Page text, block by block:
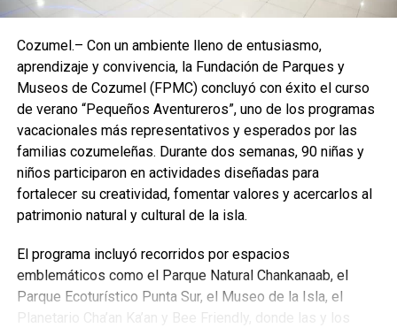
reconocimiento a la artista invitada y felicitaron al coro por
La magia continuó fuera del escenario con la presencia de
Cozumel.– Con un ambiente lleno de entusiasmo,
aprendizaje y convivencia, la Fundación de Parques y
Museos de Cozumel (FPMC) concluyó con éxito el curso
de verano “Pequeños Aventureros”, uno de los programas
vacacionales más representativos y esperados por las
familias cozumeleñas. Durante dos semanas, 90 niñas y
niños participaron en actividades diseñadas para
fortalecer su creatividad, fomentar valores y acercarlos al
patrimonio natural y cultural de la isla.
El programa incluyó recorridos por espacios
emblemáticos como el Parque Natural Chankanaab, el
Parque Ecoturístico Punta Sur, el Museo de la Isla, el
Planetario Cha’an Ka’an y Bee Friendly, donde las y los